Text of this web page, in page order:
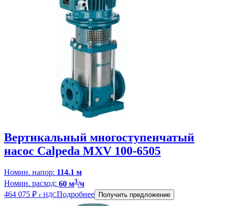
Вертикальный многоступенчатый
насос Calpeda MXV 100-6505
Номин. напор: 114.1 м
Номин. расход: 60 м3/ч
464 075 ₽ с НДСПодробнее Получить предложение